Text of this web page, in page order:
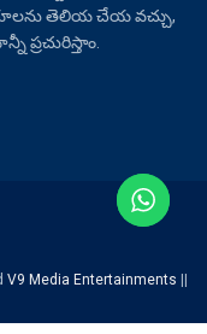
తెలియ చేయ వచ్చు,
ప్రచురిస్తాం.
V9 Media Entertainments ||